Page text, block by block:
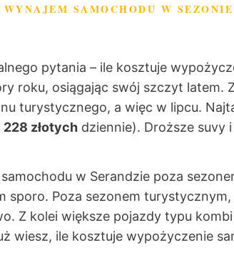
WYNAJEM SAMOCHODU W
pytania – ile kosztuje
roku, osiągając swój szczyt latem.
turystycznego, a więc w lipcu.
228 złotych dziennie). Droższe suvy
w Serandzie poza
sporo. Poza sezonem
Z kolei większe pojazdy typu
wiesz, ile kosztuje wypożyczenie